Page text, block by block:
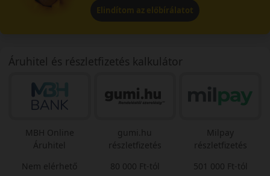
Elindítom az előbírálatot
Áruhitel és részletfizetés kalkulátor
MBH Online
Áruhitel
Nem elérhető
gumi.hu
részletfizetés
80 000 Ft-tól
Milpay
részletfizetés
501 000 Ft-tól